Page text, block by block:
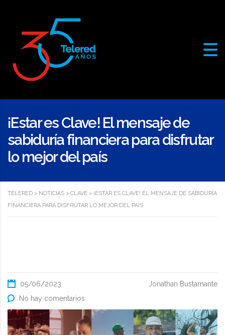
¡Estar es Clave! El mensaje de
sabiduría financiera para disfrutar
lo mejor del país
TELERED > NOTICIAS > CLAVE > ¡ESTAR ES CLAVE! EL MENSAJE DE SABIDURÍA
FINANCIERA PARA DISFRUTAR LO MEJOR DEL PAÍS
05/06/2023
Jonathan Bustamante
No hay comentarios